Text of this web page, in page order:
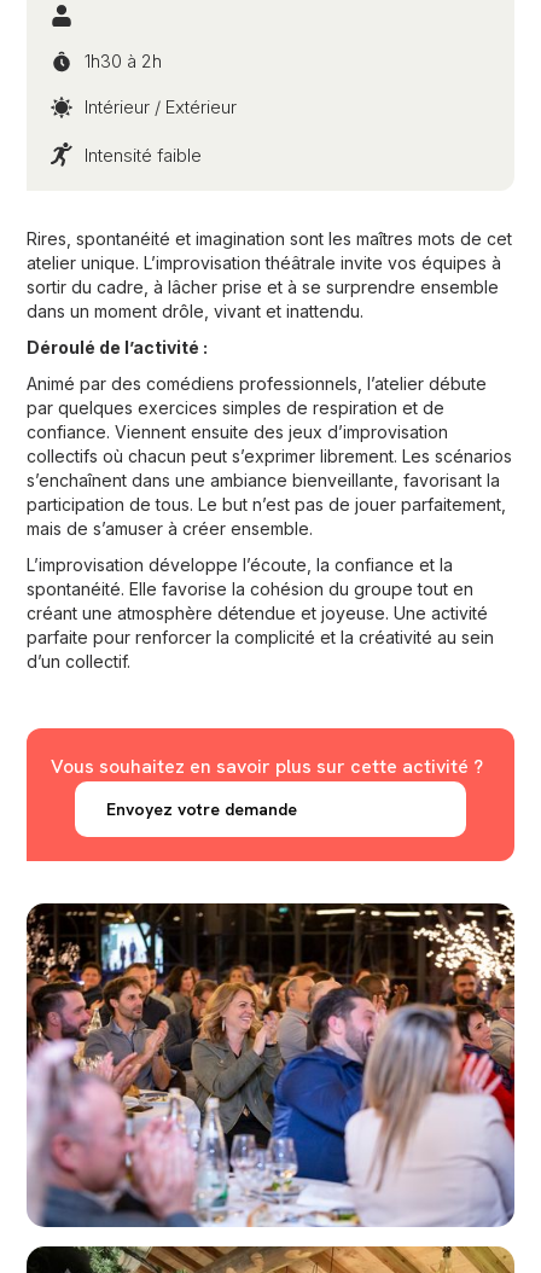
1h30 à 2h
Intérieur / Extérieur
Intensité faible
Rires, spontanéité et imagination sont les maîtres mots de cet
atelier unique. L’improvisation théâtrale invite vos équipes à
sortir du cadre, à lâcher prise et à se surprendre ensemble
dans un moment drôle, vivant et inattendu.
Déroulé de l’activité :
Animé par des comédiens professionnels, l’atelier débute
par quelques exercices simples de respiration et de
confiance. Viennent ensuite des jeux d’improvisation
collectifs où chacun peut s’exprimer librement. Les scénarios
s’enchaînent dans une ambiance bienveillante, favorisant la
participation de tous. Le but n’est pas de jouer parfaitement,
mais de s’amuser à créer ensemble.
L’improvisation développe l’écoute, la confiance et la
spontanéité. Elle favorise la cohésion du groupe tout en
créant une atmosphère détendue et joyeuse. Une activité
parfaite pour renforcer la complicité et la créativité au sein
d’un collectif.
Vous souhaitez en savoir plus sur cette activité ?
Envoyez votre demande